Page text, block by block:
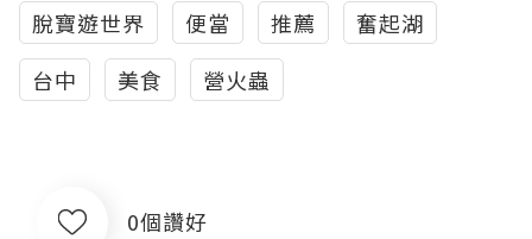
脫寶遊世界
便當 推薦
奮起湖
台中
美食 營火蟲
0個讚好